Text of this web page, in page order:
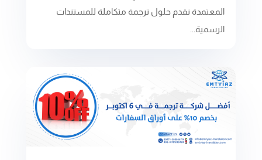
المعتمدة نقدم حلول ترجمة متكاملة للمستندات
الرسمية...